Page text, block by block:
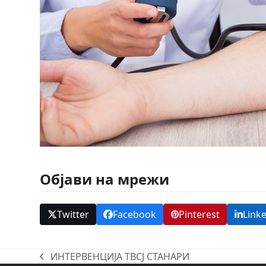
Објави на мрежи
Twitter Facebook Pinterest
previous
ИНТЕРВЕНЦИЈА ТВСЈ СТАНАРИ